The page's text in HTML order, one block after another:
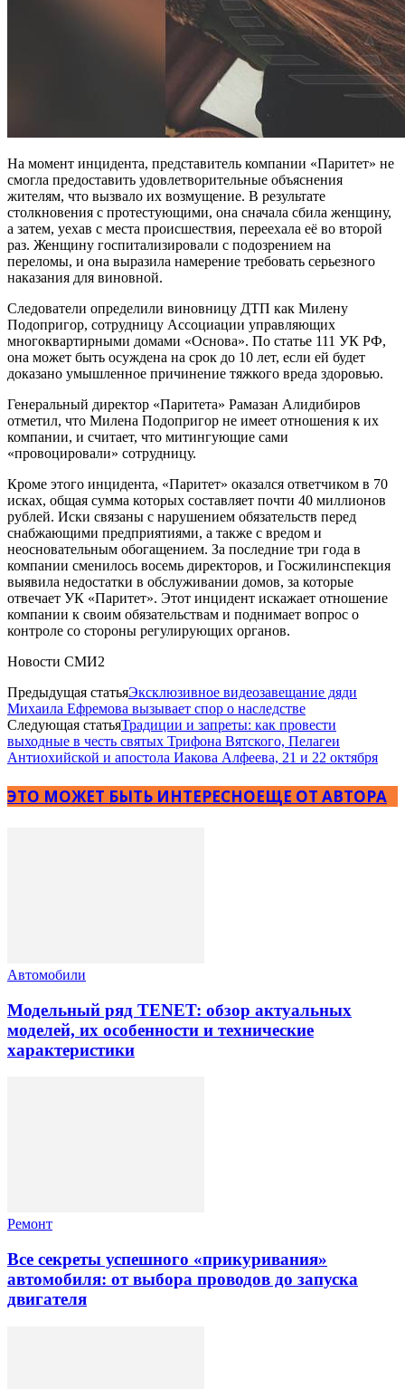
На момент инцидента, представитель компании «Паритет» не
смогла предоставить удовлетворительные объяснения
жителям, что вызвало их возмущение. В результате
столкновения с протестующими, она сначала сбила женщину,
а затем, уехав с места происшествия, переехала её во второй
раз. Женщину госпитализировали с подозрением на
переломы, и она выразила намерение требовать серьезного
наказания для виновной.
Следователи определили виновницу ДТП как Милену
Подопригор, сотрудницу Ассоциации управляющих
многоквартирными домами «Основа». По статье 111 УК РФ,
она может быть осуждена на срок до 10 лет, если ей будет
доказано умышленное причинение тяжкого вреда здоровью.
Генеральный директор «Паритета» Рамазан Алидибиров
отметил, что Милена Подопригор не имеет отношения к их
компании, и считает, что митингующие сами
«провоцировали» сотрудницу.
Кроме этого инцидента, «Паритет» оказался ответчиком в 70
исках, общая сумма которых составляет почти 40 миллионов
рублей. Иски связаны с нарушением обязательств перед
снабжающими предприятиями, а также с вредом и
неосновательным обогащением. За последние три года в
компании сменилось восемь директоров, и Госжилинспекция
выявила недостатки в обслуживании домов, за которые
отвечает УК «Паритет». Этот инцидент искажает отношение
компании к своим обязательствам и поднимает вопрос о
контроле со стороны регулирующих органов.
Новости СМИ2
Предыдущая статьяЭксклюзивное видеозавещание дяди
Михаила Ефремова вызывает спор о наследстве
Следующая статьяТрадиции и запреты: как провести
выходные в честь святых Трифона Вятского, Пелагеи
Антиохийской и апостола Иакова Алфеева, 21 и 22 октября
ЭТО МОЖЕТ БЫТЬ ИНТЕРЕСНОЕЩЕ ОТ АВТОРА
Автомобили
Модельный ряд TENET: обзор актуальных
моделей, их особенности и технические
характеристики
Ремонт
Все секреты успешного «прикуривания»
автомобиля: от выбора проводов до запуска
двигателя